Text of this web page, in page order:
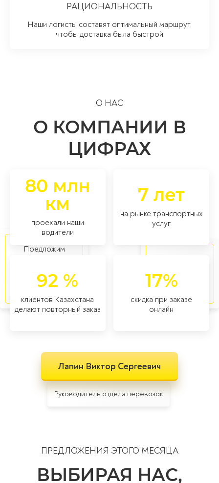
РАЦИОНАЛЬНОСТЬ
Наши логисты составят оптимальный маршрут,
чтобы доставка была быстрой
О НАС
О КОМПАНИИ В
ЦИФРАХ
80 млн
км
проехали наши
водители
7 лет
на рынке транспортных
услуг
92 %
клиентов Казахстана
делают повторный заказ
17%
скидка при заказе
онлайн
Лапин Виктор Сергеевич
Руководитель отдела перевозок
Предложим
любых типов
товаров
особых
категорий
ПРЕДЛОЖЕНИЯ ЭТОГО МЕСЯЦА
ВЫБИРАЯ НАС,